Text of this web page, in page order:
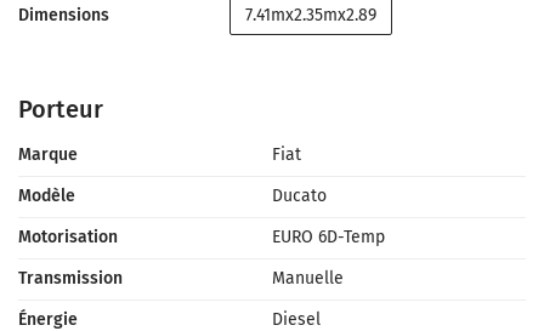
Dimensions 7.41mx2.35mx2.89
Porteur
Marque
Fiat
Modèle
Ducato
Motorisation
EURO 6D-Temp
Transmission
Manuelle
Énergie
Diesel